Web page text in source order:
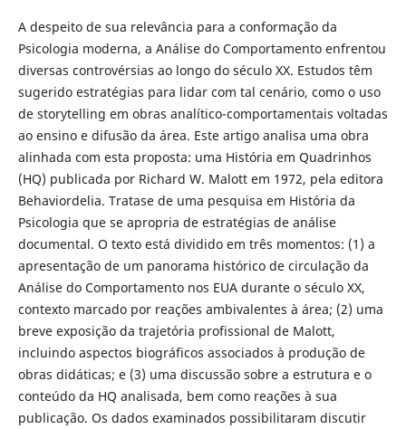
A despeito de sua relevância para a conformação da
Psicologia moderna, a Análise do Comportamento enfrentou
diversas controvérsias ao longo do século XX. Estudos têm
sugerido estratégias para lidar com tal cenário, como o uso
de storytelling em obras analítico-comportamentais voltadas
ao ensino e difusão da área. Este artigo analisa uma obra
alinhada com esta proposta: uma História em Quadrinhos
(HQ) publicada por Richard W. Malott em 1972, pela editora
Behaviordelia. Tratase de uma pesquisa em História da
Psicologia que se apropria de estratégias de análise
documental. O texto está dividido em três momentos: (1) a
apresentação de um panorama histórico de circulação da
Análise do Comportamento nos EUA durante o século XX,
contexto marcado por reações ambivalentes à área; (2) uma
breve exposição da trajetória profissional de Malott,
incluindo aspectos biográficos associados à produção de
obras didáticas; e (3) uma discussão sobre a estrutura e o
conteúdo da HQ analisada, bem como reações à sua
publicação. Os dados examinados possibilitaram discutir